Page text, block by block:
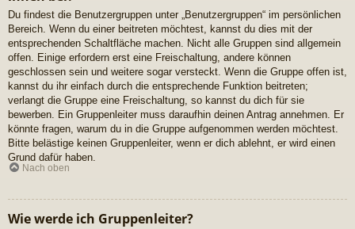
Du findest die Benutzergruppen unter „Benutzergruppen“ im persönlichen
Bereich. Wenn du einer beitreten möchtest, kannst du dies mit der
entsprechenden Schaltfläche machen. Nicht alle Gruppen sind allgemein
offen. Einige erfordern erst eine Freischaltung, andere können
geschlossen sein und weitere sogar versteckt. Wenn die Gruppe offen ist,
kannst du ihr einfach durch die entsprechende Funktion beitreten;
verlangt die Gruppe eine Freischaltung, so kannst du dich für sie
bewerben. Ein Gruppenleiter muss daraufhin deinen Antrag annehmen. Er
könnte fragen, warum du in die Gruppe aufgenommen werden möchtest.
Bitte belästige keinen Gruppenleiter, wenn er dich ablehnt, er wird einen
Grund dafür haben.
Nach oben
Wie werde ich Gruppenleiter?